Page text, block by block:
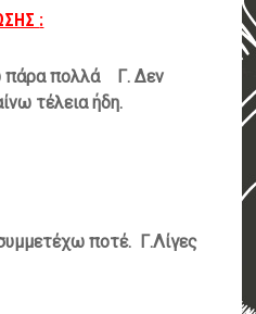
:
πολλά Γ. Δεν
τέλεια ήδη.
ποτέ. Γ.Λίγες